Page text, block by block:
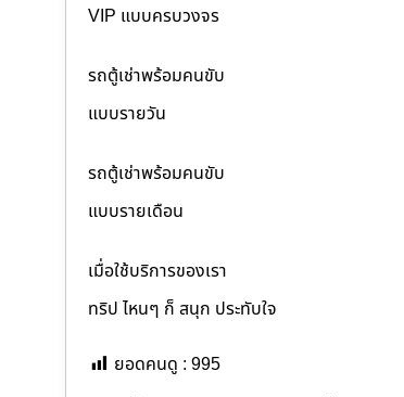
VIP แบบครบวงจร
รถตู้เช่าพร้อมคนขับ
แบบรายวัน
รถตู้เช่าพร้อมคนขับ
แบบรายเดือน
เมื่อใช้บริการของเรา
ทริป ไหนๆ ก็ สนุก ประทับใจ
ยอดคนดู : 995